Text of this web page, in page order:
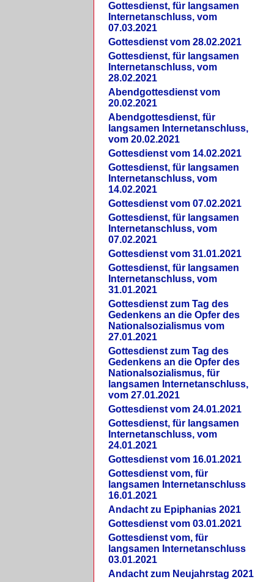
Gottesdienst, für langsamen
Internetanschluss, vom
07.03.2021
Gottesdienst vom 28.02.2021
Gottesdienst, für langsamen
Internetanschluss, vom
28.02.2021
Abendgottesdienst vom
20.02.2021
Abendgottesdienst, für
langsamen Internetanschluss,
vom 20.02.2021
Gottesdienst vom 14.02.2021
Gottesdienst, für langsamen
Internetanschluss, vom
14.02.2021
Gottesdienst vom 07.02.2021
Gottesdienst, für langsamen
Internetanschluss, vom
07.02.2021
Gottesdienst vom 31.01.2021
Gottesdienst, für langsamen
Internetanschluss, vom
31.01.2021
Gottesdienst zum Tag des
Gedenkens an die Opfer des
Nationalsozialismus vom
27.01.2021
Gottesdienst zum Tag des
Gedenkens an die Opfer des
Nationalsozialismus, für
langsamen Internetanschluss,
vom 27.01.2021
Gottesdienst vom 24.01.2021
Gottesdienst, für langsamen
Internetanschluss, vom
24.01.2021
Gottesdienst vom 16.01.2021
Gottesdienst vom, für
langsamen Internetanschluss
16.01.2021
Andacht zu Epiphanias 2021
Gottesdienst vom 03.01.2021
Gottesdienst vom, für
langsamen Internetanschluss
03.01.2021
Andacht zum Neujahrstag 2021